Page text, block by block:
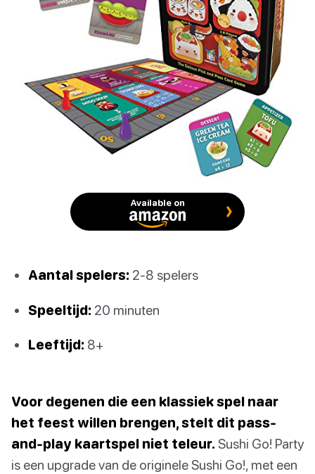
Available on
Aantal spelers: 2-8 spelers
Speeltijd: 20 minuten
Leeftijd: 8+
Voor degenen die een klassiek spel naar
het feest willen brengen, stelt dit pass-
and-play kaartspel niet teleur. Sushi Go! Party
is een upgrade van de originele Sushi Go!, met een